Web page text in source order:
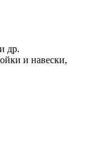
др.
и навески,